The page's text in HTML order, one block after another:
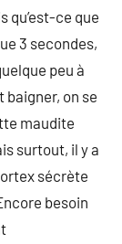
qu’est-ce que
3 secondes,
peu à
on se
maudite
surtout, il y a
sécrète
besoin